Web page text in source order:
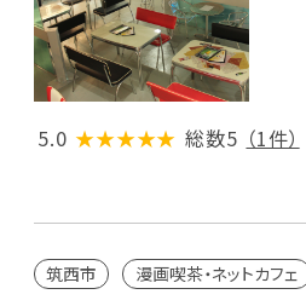
5.0 ★★★★★ 総数5 （1件）
筑西市 漫画喫茶・ネットカフェ